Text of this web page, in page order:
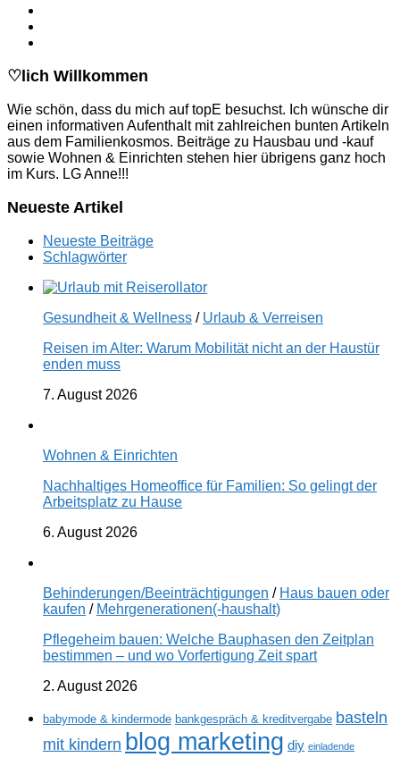
♡lich Willkommen
Wie schön, dass du mich auf topE besuchst. Ich wünsche dir
einen informativen Aufenthalt mit zahlreichen bunten Artikeln
aus dem Familienkosmos. Beiträge zu Hausbau und -kauf
sowie Wohnen & Einrichten stehen hier übrigens ganz hoch
im Kurs. LG Anne!!!
Neueste Artikel
Neueste Beiträge
Schlagwörter
Gesundheit & Wellness / Urlaub & Verreisen
Reisen im Alter: Warum Mobilität nicht an der Haustür
enden muss
7. August 2026
Wohnen & Einrichten
Nachhaltiges Homeoffice für Familien: So gelingt der
Arbeitsplatz zu Hause
6. August 2026
Behinderungen/Beeinträchtigungen / Haus bauen oder
kaufen / Mehrgenerationen(-haushalt)
Pflegeheim bauen: Welche Bauphasen den Zeitplan
bestimmen – und wo Vorfertigung Zeit spart
2. August 2026
babymode & kindermode bankgespräch & kreditvergabe basteln
mit kindern blog marketing diy einladende